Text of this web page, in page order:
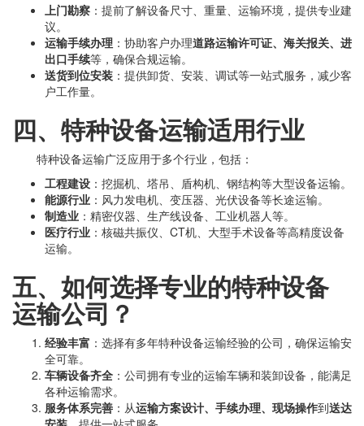
上门勘察 ：提前了解设备尺寸、重量、运输环境，提供专业建
议。
运输手续办理 ：协助客户办理道路运输许可证、海关报关、进
出口手续等，确保合规运输。
送货到位安装 ：提供卸货、安装、调试等一站式服务，减少客
户工作量。
四、特种设备运输适用行业
特种设备运输广泛应用于多个行业，包括：
工程建设 ：挖掘机、塔吊、盾构机、钢结构等大型设备运输。
能源行业 ：风力发电机、变压器、光伏设备等长途运输。
制造业 ：精密仪器、生产线设备、工业机器人等。
医疗行业 ：核磁共振仪、CT机、大型手术设备等高精度设备
运输。
五、如何选择专业的特种设备
运输公司？
经验丰富 ：选择有多年特种设备运输经验的公司，确保运输安
全可靠。
车辆设备齐全 ：公司拥有专业的运输车辆和装卸设备，能满足
各种运输需求。
服务体系完善 ：从运输方案设计、手续办理、现场操作到送达